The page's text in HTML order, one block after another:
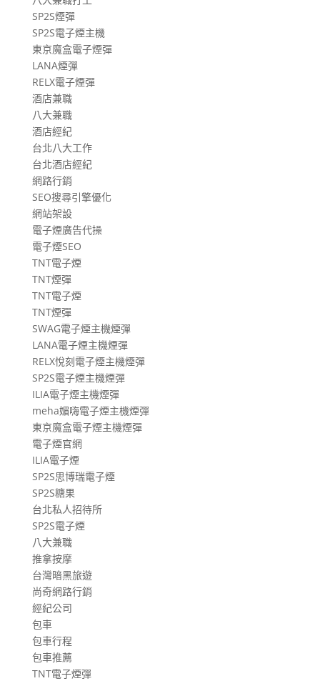
SP2S煙彈
SP2S電子煙主機
東京魔盒電子煙彈
LANA煙彈
RELX電子煙彈
酒店兼職
八大兼職
酒店經紀
台北八大工作
台北酒店經紀
網路行銷
SEO搜尋引擎優化
網站架設
電子煙廣告代操
電子煙SEO
TNT電子煙
TNT煙彈
TNT電子煙
TNT煙彈
SWAG電子煙主機煙彈
LANA電子煙主機煙彈
RELX悅刻電子煙主機煙彈
SP2S電子煙主機煙彈
ILIA電子煙主機煙彈
meha媚嗨電子煙主機煙彈
東京魔盒電子煙主機煙彈
電子煙官網
ILIA電子煙
SP2S思博瑞電子煙
SP2S糖果
台北私人招待所
SP2S電子煙
八大兼職
推拿按摩
台灣暗黑旅遊
尚奇網路行銷
經紀公司
包車
包車行程
包車推薦
TNT電子煙彈